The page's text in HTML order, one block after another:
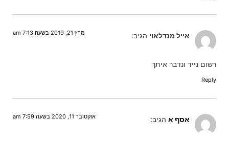
אייל מנדלאוי הגיב: מרץ 21, 2019 בשעה 7:13 am
רשום נייד ונדבר איתך
Reply
אסף א הגיב: אוקטובר 11, 2020 בשעה 7:59 am